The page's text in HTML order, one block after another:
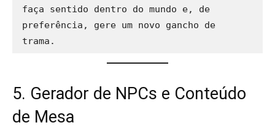
faça sentido dentro do mundo e, de
preferência, gere um novo gancho de
5. Gerador de NPCs e Conteúdo
de Mesa